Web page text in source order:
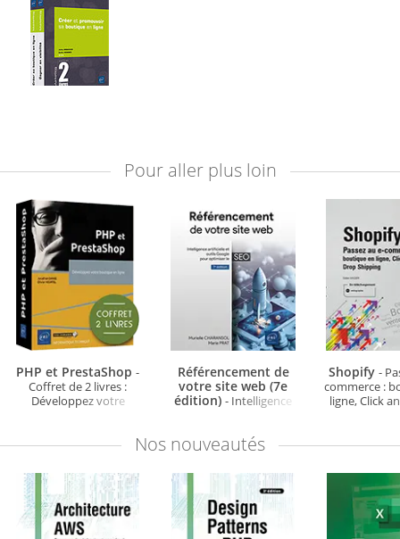
Pour aller plus loin
PHP et PrestaShop -
Coffret de 2 livres :
Développez votre
Référencement de
votre site web (7e
édition) - Intelligence
SEO
Shopify -
commerce :
ligne, Click
Nos nouveautés